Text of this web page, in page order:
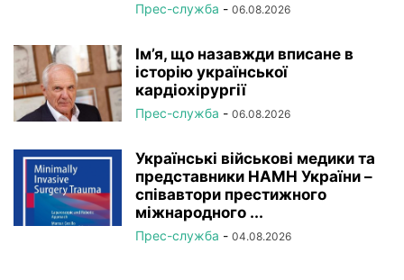
Прес-служба - 06.08.2026
Ім’я, що назавжди вписане в
історію української
кардіохірургії
Прес-служба - 06.08.2026
Українські військові медики та
представники НАМН України –
співавтори престижного
міжнародного ...
Прес-служба - 04.08.2026